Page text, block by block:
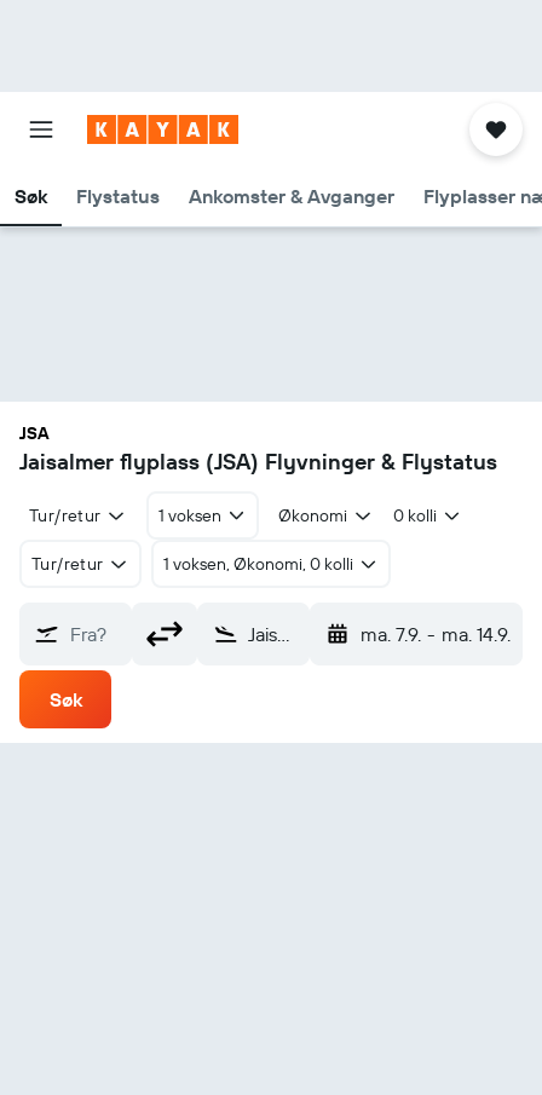
Søk Flystatus Ankomster & Avganger Flyplasser
JSA
Jaisalmer flyplass (JSA) Flyvninger & Flystatus
Tur/retur 1 voksen Økonomi 0 kolli
Tur/retur 1 voksen, Økonomi, 0 kolli
Fra? Jaisalmer (JSA) ma. 7.9. - ma. 14.9.
Søk